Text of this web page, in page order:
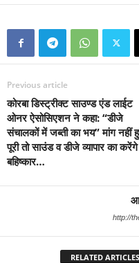
Previous article
कोरबा डिस्ट्रीक्ट साउण्ड एंड लाईट
ओनर ऐसोसिएशन ने कहा: “डीजे
संचालकों में जब्ती का भय” मांग नहीं
पूरी तो साउंड व डीजे व्यापार का करेंगे
बहिष्कार…
http://
RELATED ARTICLES